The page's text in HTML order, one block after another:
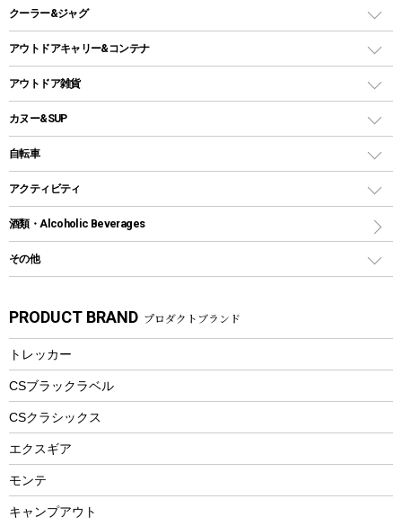
自立式タープ
パラソル
テントアクセサリー
ペグ
グランドシート
ガイドロープ
ツール
ヘッドライト
キャンドル
ガストーチ、ライター
卓上タイプグリル
パーティータイプグリル
鉄板、アミ
焚き火台&ストーブ
火起こし
バーベキューツール
ホットサンドメーカー
クッカーセット
シェラカップ
クッキングツール
ナイフ
カトラリー
マグカップ、カップ
ステンレスボトル
フードボトル
トレー
ランチョンマット
ランチボックス
ステンレスボトル
コップ付きタイプ
ワンタッチタイプ
プラスチックボトル
ディズニーボトル
クーラー&ジャグ
クーラーボックス
クーラーバッグ
ウォータージャグ
保冷剤
アウトドアキャリー&コンテナ
アウトドアキャリー
アウトドア雑貨
バックパック&バッグ
リュック、バックパック
トートバッグ、サコッシュ
ショッピングキャリー
その他アウトドア雑貨
スプレー関係
ツール、他
カヌー&SUP
インフレータブル
カヤック
パドル
ヘルメット
エアーポンプ
アクセサリー
自転車
折りたたみ自転車
スポーツサイクル
シティサイクル
自転車ウェア
アクティビティ
マリン
ラッシュガード
パラソル
フローティングベスト
ヘルメット
エアーポンプ
ビーチテント
ウィンター
スノーシュー
酒類・Alcoholic Beverages
その他
湯たんぽ
防災用品
PRODUCT BRAND プロダクトブランド
トレッカー
CSブラックラベル
CSクラシックス
エクスギア
モンテ
キャンプアウト